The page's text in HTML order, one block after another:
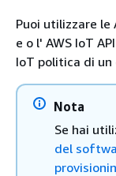
Puoi utilizzare le
e o l' AWS IoT
IoT politica di
Nota
Se hai
del